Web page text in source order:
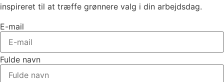
inspireret til at træffe grønnere valg i din arbejdsdag.
E-mail
Fulde navn